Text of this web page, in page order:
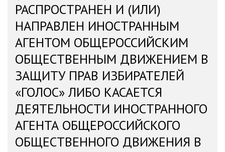
РАСПРОСТРАНЕН И (ИЛИ)
НАПРАВЛЕН ИНОСТРАННЫМ
АГЕНТОМ ОБЩЕРОССИЙСКИМ
ОБЩЕСТВЕННЫМ ДВИЖЕНИЕМ В
ЗАЩИТУ ПРАВ ИЗБИРАТЕЛЕЙ
«ГОЛОС» ЛИБО КАСАЕТСЯ
ДЕЯТЕЛЬНОСТИ ИНОСТРАННОГО
АГЕНТА ОБЩЕРОССИЙСКОГО
ОБЩЕСТВЕННОГО ДВИЖЕНИЯ В